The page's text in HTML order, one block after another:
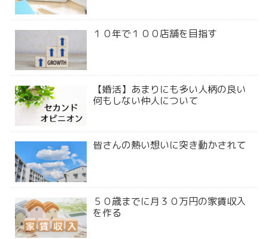
１０年で１００店舗を目指す
【婚活】あまりにも多い人柄の良い
何もしない仲人について
皆さんの熱い想いに突き動かされて
５０歳までに月３０万円の家賃収入
を作る